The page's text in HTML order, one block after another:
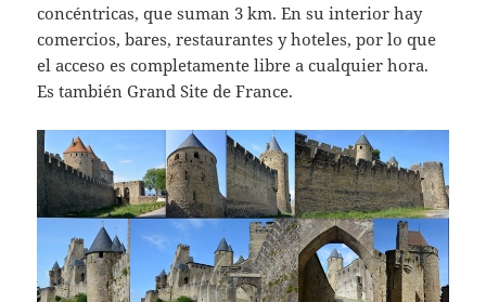
concéntricas, que suman 3 km. En su interior hay
comercios, bares, restaurantes y hoteles, por lo que
el acceso es completamente libre a cualquier hora.
Es también Grand Site de France.